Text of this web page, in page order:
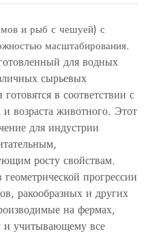
и рыб с чешуей) с
масштабирования.
для водных
сырьевых
в соответствии с
возраста животного. Этот
для индустрии
росту свойствам.
прогрессии
ракообразных и других
на фермах,
и учитывающему все